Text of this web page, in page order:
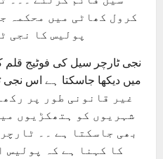
کرول کھاٹی میں محکمہ
پولیس کا نجی
نجی ٹارچر سیل کی فوٹیج
غیر قانونی طور پر
شہریوں کو ہتھکڑیوں
بھی جاسکتا ہے ۔۔
کا کہنا ہے کہ پولیس